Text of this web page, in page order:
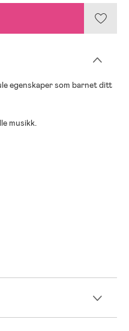
egenskaper som barnet ditt
musikk.